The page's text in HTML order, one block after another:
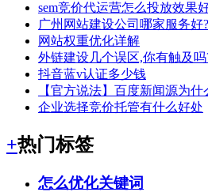
sem竞价代运营怎么投放效果
广州网站建设公司哪家服务好?
网站权重优化详解
外链建设几个误区,你有触及吗
抖音蓝v认证多少钱
【官方说法】百度新闻源为
企业选择竞价托管有什么好处
+热门标签
怎么优化关键词